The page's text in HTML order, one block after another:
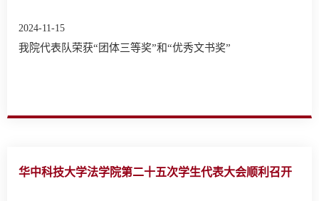
2024-11-15
我院代表队荣获“团体三等奖”和“优秀文书奖”
华中科技大学法学院第二十五次学生代表大会顺利召开